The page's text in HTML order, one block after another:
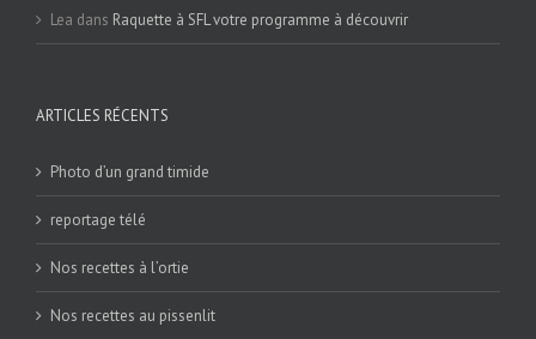
Lea dans Raquette à SFL votre programme à découvrir
ARTICLES RÉCENTS
Photo d’un grand timide
reportage télé
Nos recettes à l’ortie
Nos recettes au pissenlit